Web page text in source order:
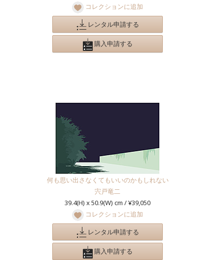
コレクションに追加
レンタル申請する
購入申請する
何も思い出さなくてもいいのかもしれない
宍戸竜二
39.4(H) x 50.9(W) cm / ¥39,050
コレクションに追加
レンタル申請する
購入申請する